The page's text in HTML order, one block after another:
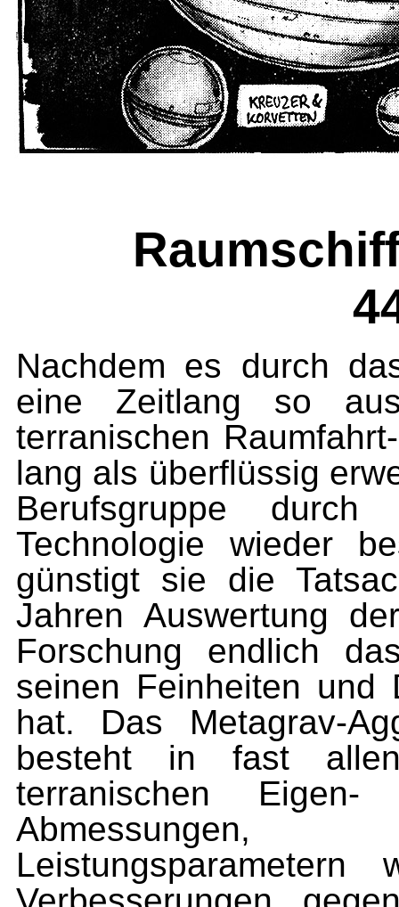
Nachdem es durch
eine Zeitlang so
terranischen
lang als überflüssig
Berufsgruppe
Technologie wieder
günstigt sie die
Jahren Auswertung
Forschung endlich
seinen Feinheiten und
hat. Das Metagrav-
besteht in fast
terranischen
Abmessun­gen,
Leistungsparametern